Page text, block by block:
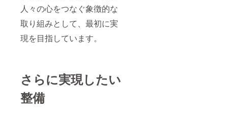
人々の心をつなぐ象徴的な
取り組みとして、最初に実
現を目指しています。
さらに実現したい
整備